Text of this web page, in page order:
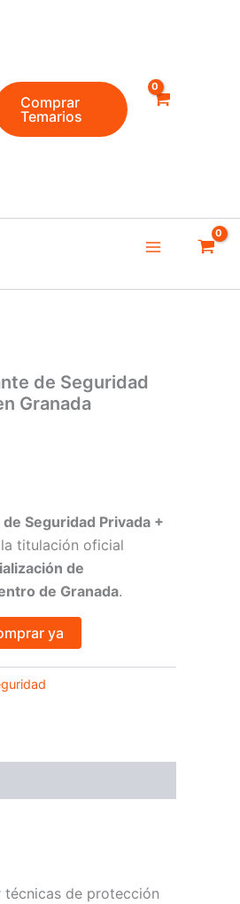
Comprar
Temarios
Main
de Seguridad
Granada
Seguridad Privada +
titulación oficial
de
de Granada.
ya
técnicas de protección